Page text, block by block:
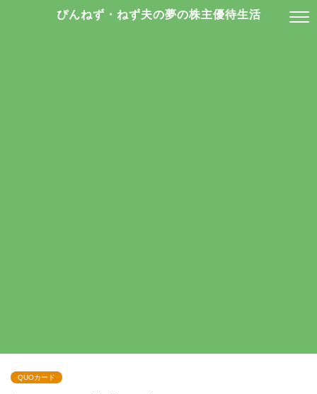
ぴんねず・ねず夫の夢の株主優待生活
QUOカード